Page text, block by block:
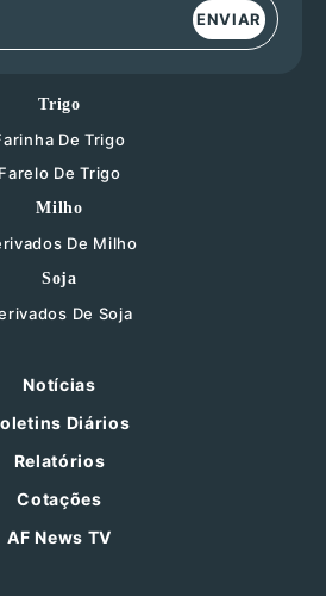
ENVIAR
Trigo
De Trigo
Farelo De Trigo
Milho
De Milho
Soja
De Soja
Notícias
Diários
Relatórios
Cotações
AF News TV